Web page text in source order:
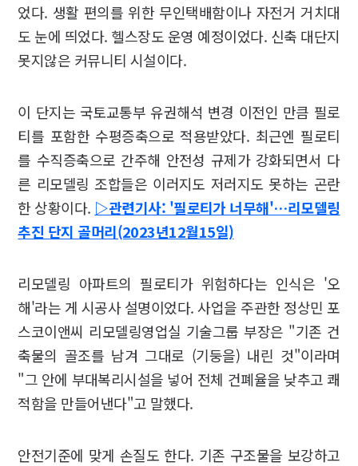
었다. 생활 편의를 위한 무인택배함이나 자전거 거치대
도 눈에 띄었다. 헬스장도 운영 예정이었다. 신축 대단지
못지않은 커뮤니티 시설이다.
이 단지는 국토교통부 유권해석 변경 이전인 만큼 필로
티를 포함한 수평증축으로 적용받았다. 최근엔 필로티
를 수직증축으로 간주해 안전성 규제가 강화되면서 다
른 리모델링 조합들은 이러지도 저러지도 못하는 곤란
한 상황이다. ▷관련기사: '필로티가 너무해'…리모델링
추진 단지 골머리(2023년12월15일)
리모델링 아파트의 필로티가 위험하다는 인식은 '오
해'라는 게 시공사 설명이었다. 사업을 주관한 정상민 포
스코이앤씨 리모델링영업실 기술그룹 부장은 "기존 건
축물의 골조를 남겨 그대로 (기둥을) 내린 것"이라며
"그 안에 부대복리시설을 넣어 전체 건폐율을 낮추고 쾌
적함을 만들어낸다"고 말했다.
안전기준에 맞게 손질도 한다. 기존 구조물을 보강하고